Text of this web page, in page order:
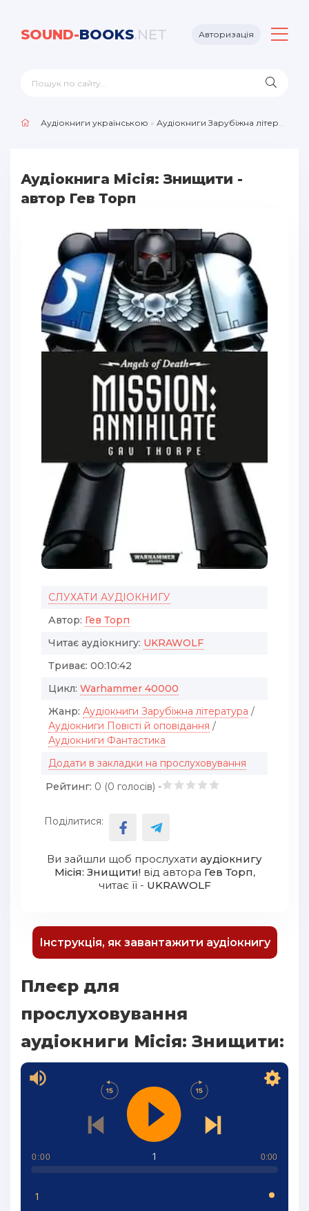
SOUND-BOOKS.NET Авторизація
Аудіокниги українською » Аудіокниги Зарубіжна література
Аудіокнига Місія: Знищити -
автор Гев Торп
СЛУХАТИ АУДІОКНИГУ
Автор: Гев Торп
Читає аудіокнигу: UKRAWOLF
Триває: 00:10:42
Цикл: Warhammer 40000
Жанр: Аудіокниги Зарубіжна література /
Аудіокниги Повісті й оповідання /
Аудіокниги Фантастика
Додати в закладки на прослуховування
Рейтинг: 0 (0 голосів) -
Поділитися:
Ви зайшли щоб прослухати аудіокнигу
Місія: Знищити!від автора Гев Торп,
читає її - UKRAWOLF
Інструкція, як завантажити аудіокнигу
Плеєр для
прослуховування
аудіокниги Місія: Знищити:
1
0:00 0:00
1